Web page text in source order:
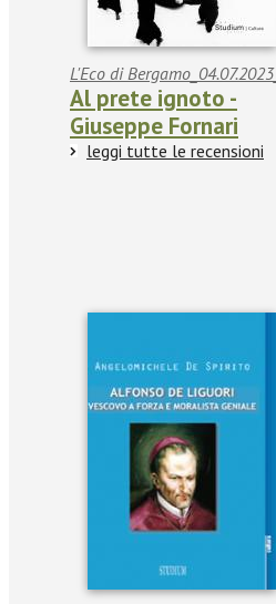
L'Eco di Bergamo_04.07.2023_
Al prete ignoto -
Giuseppe Fornari
leggi tutte le recensioni